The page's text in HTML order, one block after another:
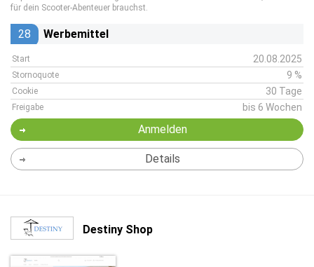
für dein Scooter-Abenteuer brauchst.
28 Werbemittel
Start 20.08.2025
Stornoquote 9 %
Cookie 30 Tage
Freigabe bis 6 Wochen
Anmelden
Details
Destiny Shop